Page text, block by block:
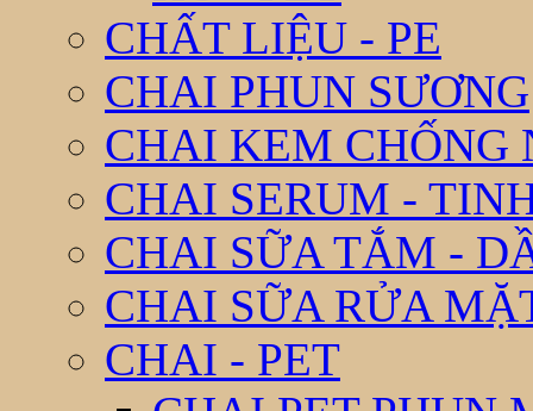
CHẤT LIỆU - PE
CHAI PHUN SƯƠNG
CHAI KEM CHỐNG
CHAI SERUM -
CHAI SỮA TẮM -
CHAI SỮA RỬA
CHAI - PET